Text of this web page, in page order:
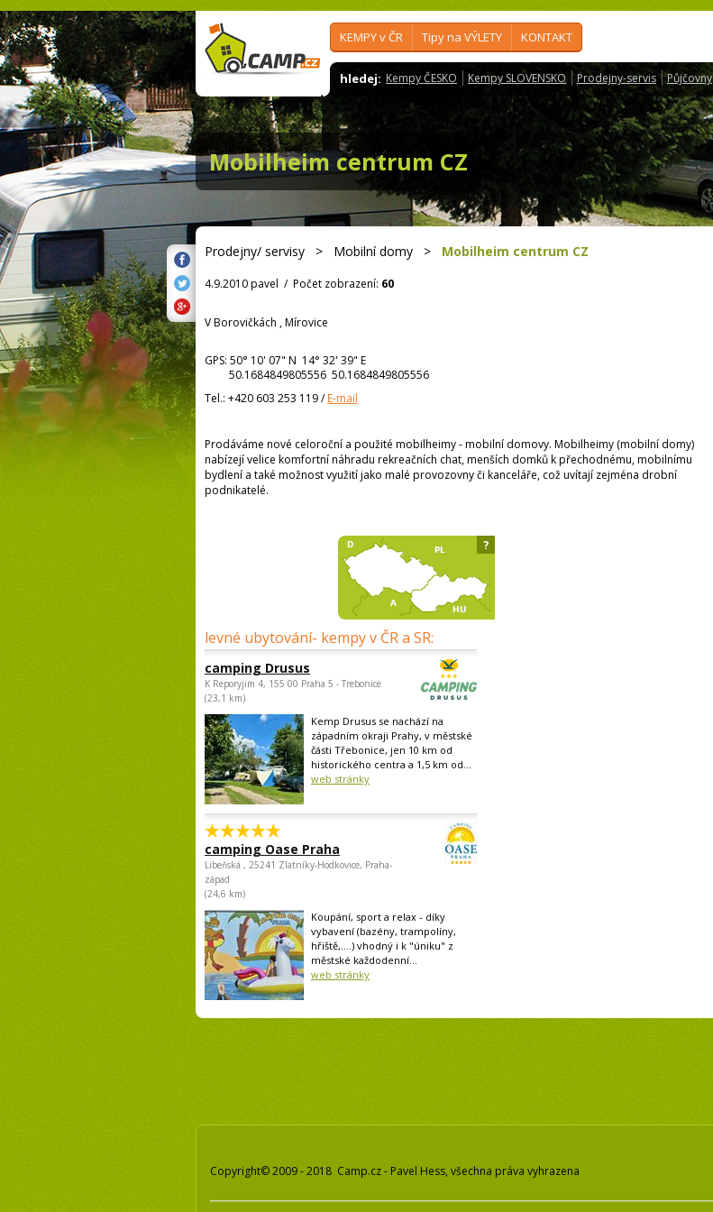
KEMPY v ČR Tipy na VÝLETY KONTAKT
hledej: Kempy ČESKO Kempy SLOVENSKO Prodejny-servis Půjčovny
Mobilheim centrum CZ
Prodejny/ servisy > Mobilní domy > Mobilheim centrum CZ
4.9.2010 pavel / Počet zobrazení: 60
V Borovičkách , Mírovice
GPS: 50° 10' 07" N 14° 32' 39" E
50.1684849805556 50.1684849805556
Tel.: +420 603 253 119/E-mail
Prodáváme nové celoroční a použité mobilheimy - mobilní domovy. Mobilheimy (mobilní domy)
nabízejí velice komfortní náhradu rekreačních chat, menších domků k přechodnému, mobilnímu
bydlení a také možnost využití jako malé provozovny či kanceláře, což uvítají zejména drobní
podnikatelé.
levné ubytování- kempy v ČR a SR:
camping Drusus
K Reporyjim 4, 155 00 Praha 5 - Trebonice
(23,1 km)
Kemp Drusus se nachází na
západním okraji Prahy, v městské
části Třebonice, jen 10 km od
historického centra a 1,5 km od...
web stránky
camping Oase Praha
Libeňská , 25241 Zlatníky-Hodkovice, Praha-
západ
(24,6 km)
Koupání, sport a relax - díky
vybavení (bazény, trampolíny,
hřiště,....) vhodný i k "úniku" z
městské každodenní...
web stránky
?
Copyright© 2009 - 2018 Camp.cz - Pavel Hess, všechna práva vyhrazena